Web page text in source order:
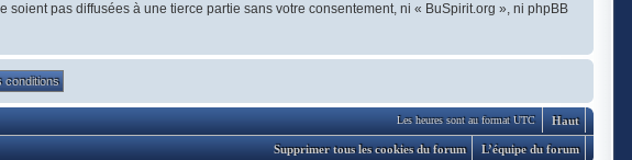
pas diffusées à une tierce partie sans votre consentement, ni « BuSpirit.org », ni phpBB
Haut
Les heures sont au format UTC
L’équipe du forum
Supprimer tous les cookies du forum